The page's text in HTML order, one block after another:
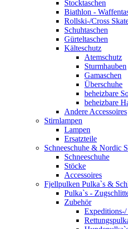
Stocktaschen
Biathlon -
Rollski-/Cross
Schuhtaschen
Gürteltaschen
Kälteschutz
Atemschutz
Sturmhauben
Gamaschen
Überschuhe
beheizbare
beheizbare
Andere Accessoires
Stirnlampen
Lampen
Ersatzteile
Schneeschuhe & Nordic
Schneeschuhe
Stöcke
Accessoires
Fjellpulken Pulka`s &
Pulka`s -
Zubehör